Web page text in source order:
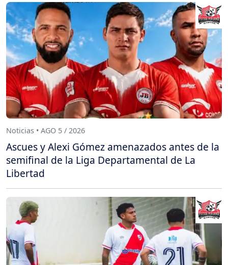
Noticias • AGO 5 / 2026
Ascues y Alexi Gómez amenazados antes de la
semifinal de la Liga Departamental de La
Libertad